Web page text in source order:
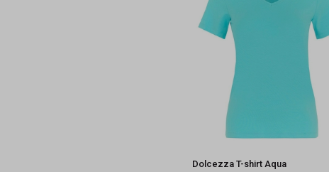
Dolcezza T-shirt Aqua